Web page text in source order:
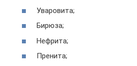
Уваровита;
Бирюза;
Нефрита;
Пренита;